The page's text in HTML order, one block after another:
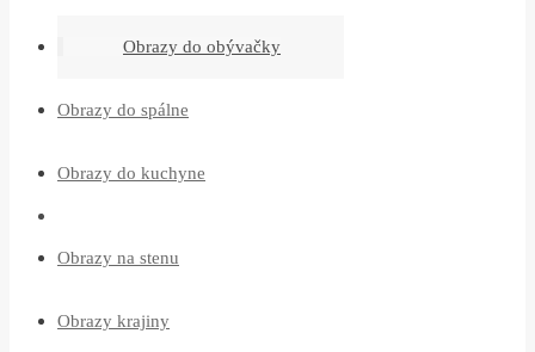
Obrazy do obývačky
Obrazy do spálne
Obrazy do kuchyne
Obrazy na stenu
Obrazy krajiny